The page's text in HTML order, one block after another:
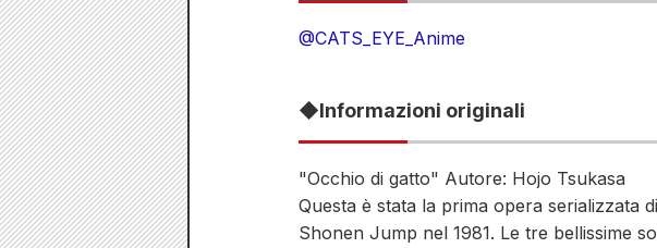
@CATS_EYE_Anime
◆Informazioni originali
"Occhio di gatto" Autore: Hojo Tsukasa
Questa è stata la prima opera serializzata
Shonen Jump nel 1981. Le tre bellissime